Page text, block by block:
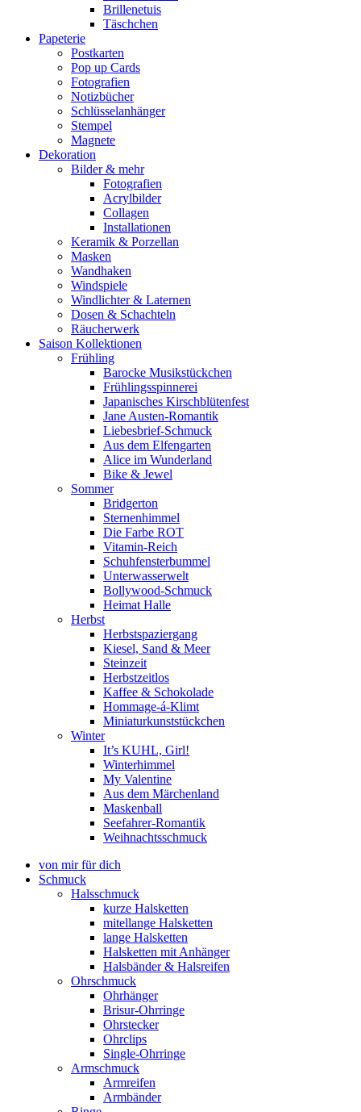
Brillenetuis
Täschchen
Papeterie
Postkarten
Pop up Cards
Fotografien
Notizbücher
Schlüsselanhänger
Stempel
Magnete
Dekoration
Bilder & mehr
Fotografien
Acrylbilder
Collagen
Installationen
Keramik & Porzellan
Masken
Wandhaken
Windspiele
Windlichter & Laternen
Dosen & Schachteln
Räucherwerk
Saison Kollektionen
Frühling
Barocke Musikstückchen
Frühlingsspinnerei
Japanisches Kirschblütenfest
Jane Austen-Romantik
Liebesbrief-Schmuck
Aus dem Elfengarten
Alice im Wunderland
Bike & Jewel
Sommer
Bridgerton
Sternenhimmel
Die Farbe ROT
Vitamin-Reich
Schuhfensterbummel
Unterwasserwelt
Bollywood-Schmuck
Heimat Halle
Herbst
Herbstspaziergang
Kiesel, Sand & Meer
Steinzeit
Herbstzeitlos
Kaffee & Schokolade
Hommage-á-Klimt
Miniaturkunststückchen
Winter
It’s KUHL, Girl!
Winterhimmel
My Valentine
Aus dem Märchenland
Maskenball
Seefahrer-Romantik
Weihnachtsschmuck
von mir für dich
Schmuck
Halsschmuck
kurze Halsketten
mitellange Halsketten
lange Halsketten
Halsketten mit Anhänger
Halsbänder & Halsreifen
Ohrschmuck
Ohrhänger
Brisur-Ohrringe
Ohrstecker
Ohrclips
Single-Ohrringe
Armschmuck
Armreifen
Armbänder